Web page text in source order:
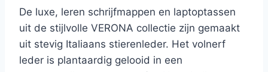
De luxe, leren schrijfmappen en laptoptassen
uit de stijlvolle VERONA collectie zijn gemaakt
uit stevig Italiaans stierenleder. Het volnerf
leder is plantaardig gelooid in een